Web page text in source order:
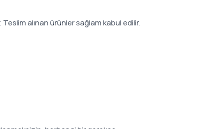
Teslim alınan ürünler sağlam kabul edilir.